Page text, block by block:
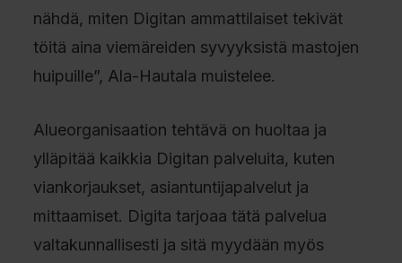
nähdä, miten Digitan ammattilaiset tekivät
töitä aina viemäreiden syvyyksistä mastojen
huipuille”, Ala-Hautala muistelee.
Alueorganisaation tehtävä on huoltaa ja
ylläpitää kaikkia Digitan palveluita, kuten
viankorjaukset, asiantuntijapalvelut ja
mittaamiset. Digita tarjoaa tätä palvelua
valtakunnallisesti ja sitä myydään myös